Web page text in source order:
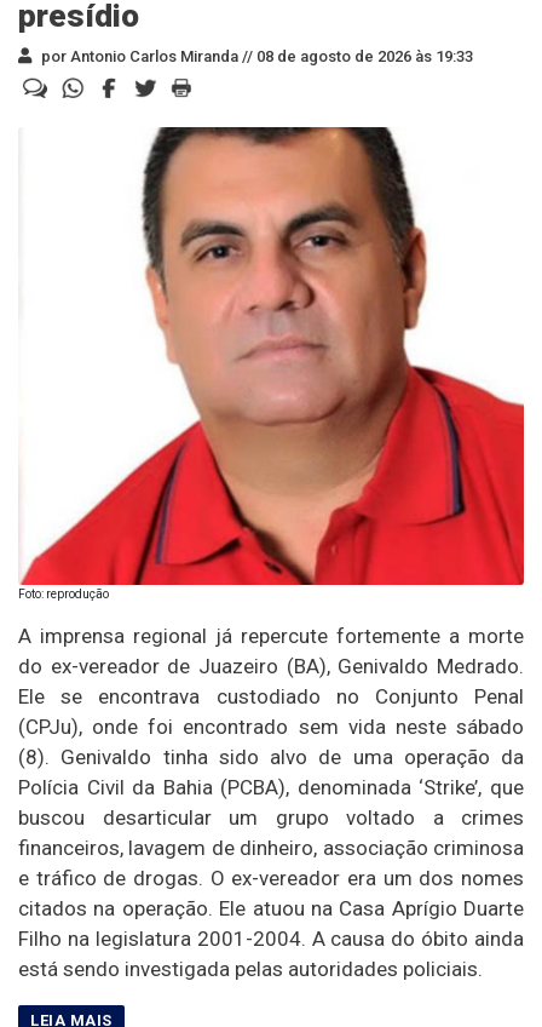
presídio
por Antonio Carlos Miranda // 08 de agosto de 2026 às 19:33
Foto: reprodução
A imprensa regional já repercute fortemente a morte
do ex-vereador de Juazeiro (BA), Genivaldo Medrado.
Ele se encontrava custodiado no Conjunto Penal
(CPJu), onde foi encontrado sem vida neste sábado
(8). Genivaldo tinha sido alvo de uma operação da
Polícia Civil da Bahia (PCBA), denominada ‘Strike’, que
buscou desarticular um grupo voltado a crimes
financeiros, lavagem de dinheiro, associação criminosa
e tráfico de drogas. O ex-vereador era um dos nomes
citados na operação. Ele atuou na Casa Aprígio Duarte
Filho na legislatura 2001-2004. A causa do óbito ainda
está sendo investigada pelas autoridades policiais.